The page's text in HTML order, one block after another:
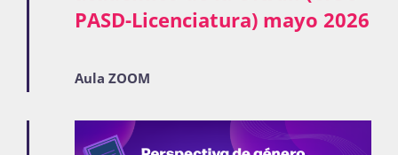
Publicaciones
PASD-Licenciatura) mayo 2026
Aula ZOOM